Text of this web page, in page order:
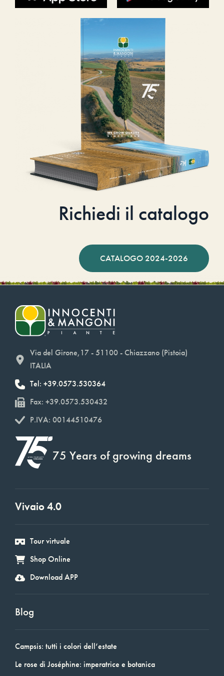
Richiedi il catalogo
CATALOGO 2024-2026
Via del Girone,17 - 51100 - Chiazzano (Pistoia)
ITALIA
Tel: +39.0573.530364
Fax: +39.0573.530432
P.IVA: 00144510476
75 Years of growing dreams
Vivaio 4.0
Tour virtuale
Shop Online
Download APP
Blog
Campsis: tutti i colori dell’estate
Le rose di Joséphine: imperatrice e botanica